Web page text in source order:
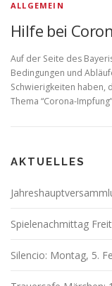
ALLGEMEIN
Hilfe bei
Auf der Seite des
Bedingungen und
Schwierigkeiten haben,
Thema “Corona-
AKTUELLES
Spielenachmittag
Silencio: Montag, 5.